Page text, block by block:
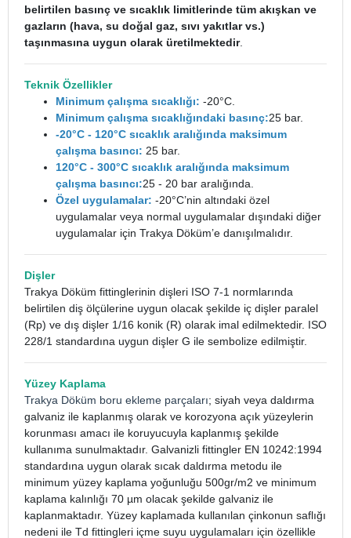
belirtilen basınç ve sıcaklık limitlerinde tüm akışkan ve
gazların (hava, su doğal gaz, sıvı yakıtlar vs.)
taşınmasına uygun olarak üretilmektedir.
Teknik Özellikler
Minimum çalışma sıcaklığı: -20°C.
Minimum çalışma sıcaklığındaki basınç:25 bar.
-20°C - 120°C sıcaklık aralığında maksimum
çalışma basıncı: 25 bar.
120°C - 300°C sıcaklık aralığında maksimum
çalışma basıncı:25 - 20 bar aralığında.
Özel uygulamalar: -20°C’nin altındaki özel
uygulamalar veya normal uygulamalar dışındaki diğer
uygulamalar için Trakya Döküm’e danışılmalıdır.
Dişler
Trakya Döküm fittinglerinin dişleri ISO 7-1 normlarında
belirtilen diş ölçülerine uygun olacak şekilde iç dişler paralel
(Rp) ve dış dişler 1/16 konik (R) olarak imal edilmektedir. ISO
228/1 standardına uygun dişler G ile sembolize edilmiştir.
Yüzey Kaplama
Trakya Döküm boru ekleme parçaları; siyah veya daldırma
galvaniz ile kaplanmış olarak ve korozyona açık yüzeylerin
korunması amacı ile koruyucuyla kaplanmış şekilde
kullanıma sunulmaktadır. Galvanizli fittingler EN 10242:1994
standardına uygun olarak sıcak daldırma metodu ile
minimum yüzey kaplama yoğunluğu 500gr/m2 ve minimum
kaplama kalınlığı 70 µm olacak şekilde galvaniz ile
kaplanmaktadır. Yüzey kaplamada kullanılan çinkonun saflığı
nedeni ile Td fittingleri içme suyu uygulamaları için özellikle